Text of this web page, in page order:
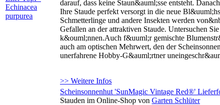
darauf, dass keine Staun&auml;sse entsteht.
Ihre Staude perfekt versorgt in die neue
Schmetterlinge und andere Insekten werden
Gefallen an der attraktiven Staude. Untersuchen
k&ouml;nnen.Auch f&uuml;r gemischte
auch am optischen Mehrwert, den der
unerfahrene Hobby-G&auml;rtner
>> Weitere Infos
Scheinsonnenhut 'SunMagic Vintage Red®'
Stauden im Online-Shop von Garten Schlüter